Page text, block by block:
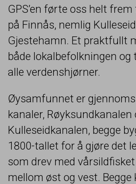
GPS’en førte oss helt
på Finnås, nemlig
Gjestehamn. Et praktfullt
både lokalbefolkningen og
alle verdenshjørner.
Øysamfunnet er
kanaler, Røyksundkanalen
Kulleseidkanalen, begge
1800-tallet for å gjøre det
som drev med
mellom øst og vest. Begge